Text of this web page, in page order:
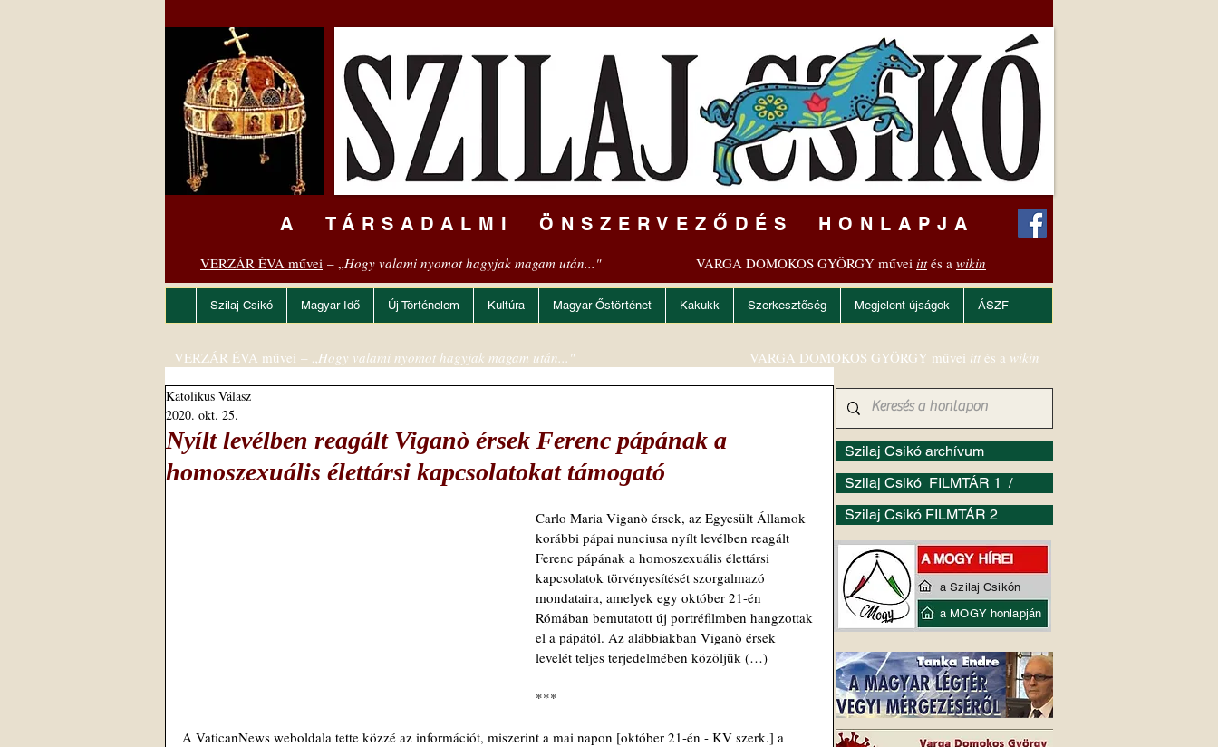
A TÁRSADALMI ÖNSZERVEZŐDÉS HONLAPJA
VERZÁR ÉVA művei – „Hogy valami nyomot hagyjak magam után..." VARGA DOMOKOS GYÖRGY művei ittés a wikin
Szilaj Csikó Magyar Idő Új Történelem Kultúra Magyar Őstörténet Kakukk Szerkesztőség Megjelent újságok ÁSZF
Nyílt levélben reagált Viganò érsek Ferenc pápának a
homoszexuális élettársi kapcsolatokat támogató
Katolikus Válasz
2020. okt. 25.
Carlo Maria Viganò érsek, az Egyesült Államok
korábbi pápai nunciusa nyílt levélben reagált
Ferenc pápának a homoszexuális élettársi
kapcsolatok törvényesítését szorgalmazó
mondataira, amelyek egy október 21-én
Rómában bemutatott új portréfilmben hangzottak
el a pápától. Az alábbiakban Viganò érsek
levelét teljes terjedelmében közöljük (…)
***
A VaticanNews weboldala tette közzé az információt, miszerint a mai napon [október 21-én - KV szerk.] a
Szilaj Csikó archívum
Szilaj Csikó FILMTÁR 1 /
Szilaj Csikó FILMTÁR 2
VERZÁR ÉVA művei – „Hogy valami nyomot hagyjak magam után..." VARGA DOMOKOS GYÖRGY művei itt és a wikin
a Szilaj Csikón
a MOGY honlapján